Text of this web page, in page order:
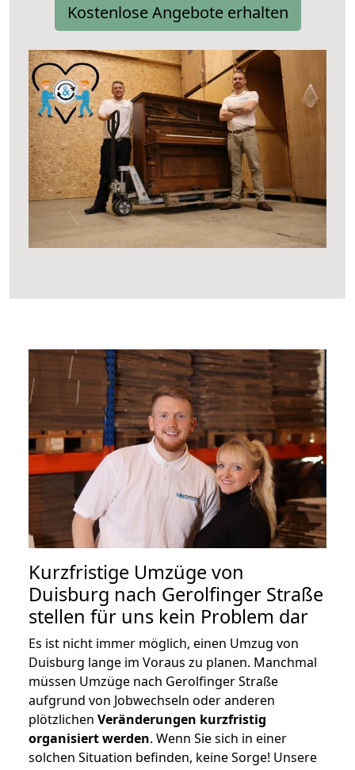
Kostenlose Angebote erhalten
Kurzfristige Umzüge von
Duisburg nach Gerolfinger Straße
stellen für uns kein Problem dar
Es ist nicht immer möglich, einen Umzug von
Duisburg lange im Voraus zu planen. Manchmal
müssen Umzüge nach Gerolfinger Straße
aufgrund von Jobwechseln oder anderen
plötzlichen Veränderungen kurzfristig
organisiert werden. Wenn Sie sich in einer
solchen Situation befinden, keine Sorge! Unsere